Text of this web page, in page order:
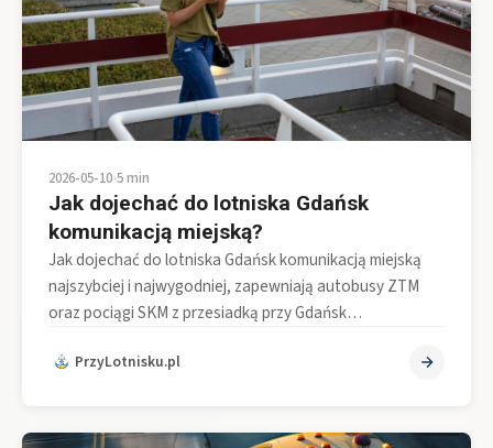
2026-05-10•5 min
Jak dojechać do lotniska Gdańsk
komunikacją miejską?
Jak dojechać do lotniska Gdańsk komunikacją miejską
najszybciej i najwygodniej, zapewniają autobusy ZTM
oraz pociągi SKM z przesiadką przy Gdańsk…
PrzyLotnisku.pl